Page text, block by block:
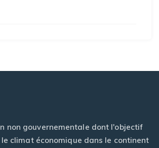
non gouvernementale dont l'objectif
climat économique dans le continent